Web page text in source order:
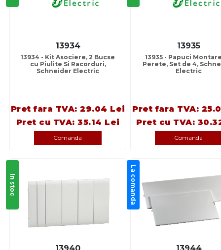
13934
13934 - Kit Asociere, 2 Bucse
cu Piulite Si Racorduri,
Schneider Electric
Pret fara TVA: 29.04 Lei
Pret cu TVA: 35.14 Lei
Comanda
13935
13935 - Papuci
Perete, Set de 4,
Electric
Pret fara TVA:
Pret cu TVA:
Comanda
In stoc La comanda